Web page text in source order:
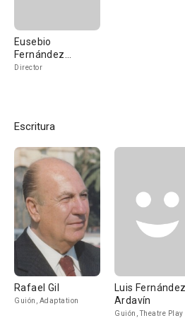
Eusebio
Fernández
Ardavín
Director
Escritura
Rafael Gil
Guión, Adaptation
Luis Fernández
Ardavín
Guión, Theatre Play